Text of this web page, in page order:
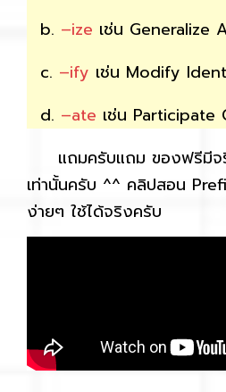
b. –ize เช่น Generalize
c. –ify เช่น Modify
d. –ate เช่น Participate
แถมครับแถม ของฟรีมีจริ
เท่านั้นครับ ^^ คลิปสอน
ง่ายๆ ใช้ได้จริงครับ